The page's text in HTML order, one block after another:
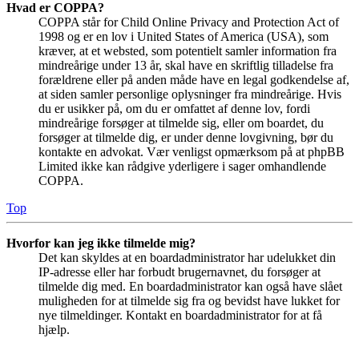
Hvad er COPPA?
COPPA står for Child Online Privacy and Protection Act of
1998 og er en lov i United States of America (USA), som
kræver, at et websted, som potentielt samler information fra
mindreårige under 13 år, skal have en skriftlig tilladelse fra
forældrene eller på anden måde have en legal godkendelse af,
at siden samler personlige oplysninger fra mindreårige. Hvis
du er usikker på, om du er omfattet af denne lov, fordi
mindreårige forsøger at tilmelde sig, eller om boardet, du
forsøger at tilmelde dig, er under denne lovgivning, bør du
kontakte en advokat. Vær venligst opmærksom på at phpBB
Limited ikke kan rådgive yderligere i sager omhandlende
COPPA.
Top
Hvorfor kan jeg ikke tilmelde mig?
Det kan skyldes at en boardadministrator har udelukket din
IP-adresse eller har forbudt brugernavnet, du forsøger at
tilmelde dig med. En boardadministrator kan også have slået
muligheden for at tilmelde sig fra og bevidst have lukket for
nye tilmeldinger. Kontakt en boardadministrator for at få
hjælp.